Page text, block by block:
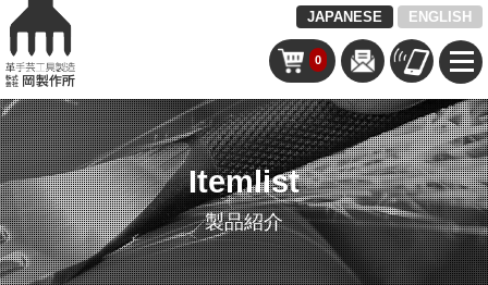
JAPANESE ENGLISH
0
Itemlist
製品紹介